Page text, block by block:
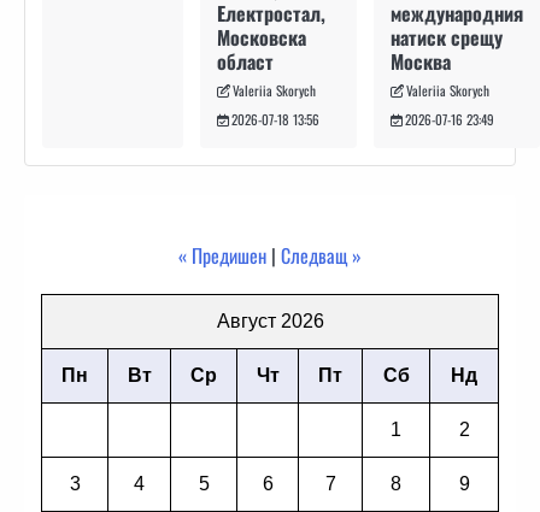
Електростал,
Московска
област
Valeriia Skorych
2026-07-18 13:56
международния
натиск срещу
Москва
Valeriia Skorych
2026-07-16 23:49
« Предишен | Следващ »
Август 2026
Пн Вт Ср Чт Пт Сб Нд
1 2
3 4 5 6 7 8 9